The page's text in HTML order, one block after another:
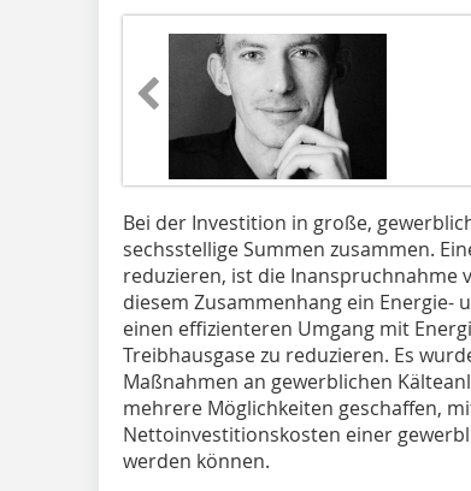
Bei der Investition in große,
sechsstellige Summen zusammen.
reduzieren, ist die Inanspruchnahme
diesem Zusammenhang ein
einen effizienteren Umgang mit
Treibhausgase zu reduzieren. Es
Maßnahmen an gewerblichen
mehrere Möglichkeiten geschaffen,
Nettoinvestitionskosten einer
werden können.